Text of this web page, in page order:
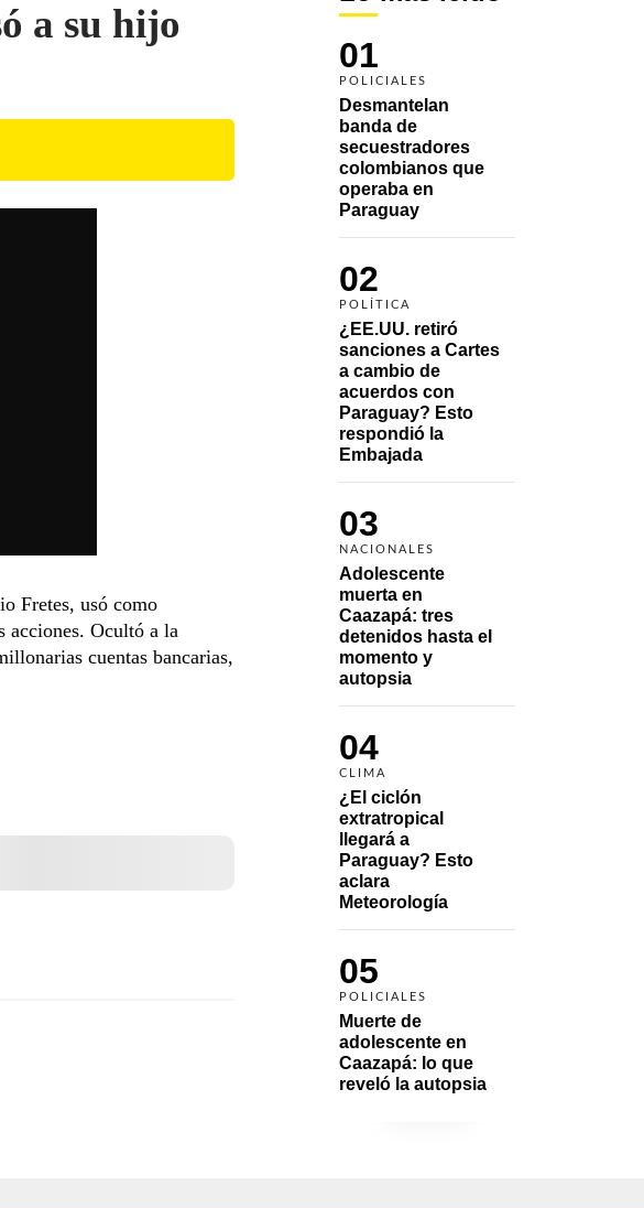
01
POLICIALES
Desmantelan
banda de
secuestradores
colombianos que
operaba en
Paraguay
02
POLÍTICA
¿EE.UU. retiró
sanciones a Cartes
a cambio de
acuerdos con
Paraguay? Esto
respondió la
Embajada
03
NACIONALES
Adolescente
muerta en
Caazapá: tres
detenidos hasta el
momento y
autopsia
04
CLIMA
¿El ciclón
extratropical
llegará a
Paraguay? Esto
aclara
Meteorología
05
POLICIALES
Muerte de
adolescente en
Caazapá: lo que
reveló la autopsia
a su hijo
Fretes, usó como
acciones. Ocultó a la
cuentas bancarias,